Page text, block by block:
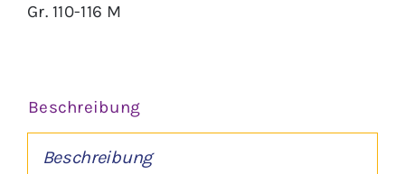
Menge
Gr. 110-116 M
Beschreibung
Beschreibung